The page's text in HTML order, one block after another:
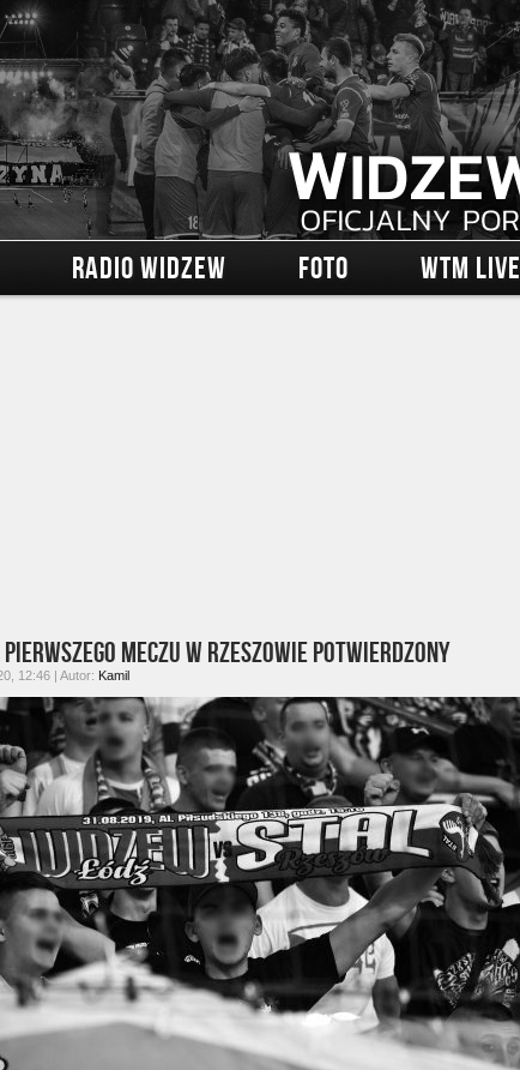
RADIO WIDZEW FOTO WTM LIVE
meczu w Rzeszowie potwierdzony
12:46 | Autor: Kamil